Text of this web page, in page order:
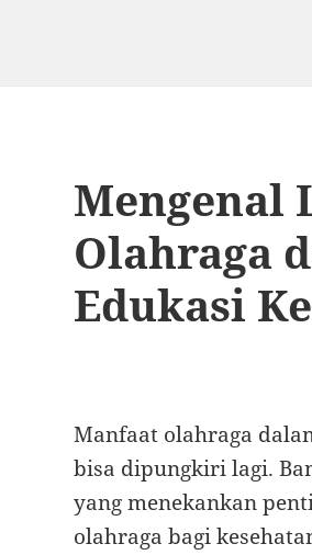
Mengenal
Olahraga
Edukasi
Manfaat olahraga
bisa dipungkiri lagi.
yang menekankan
olahraga bagi